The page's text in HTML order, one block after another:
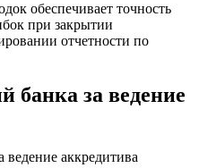
обеспечивает точность
при закрытии
отчетности по
банка за ведение